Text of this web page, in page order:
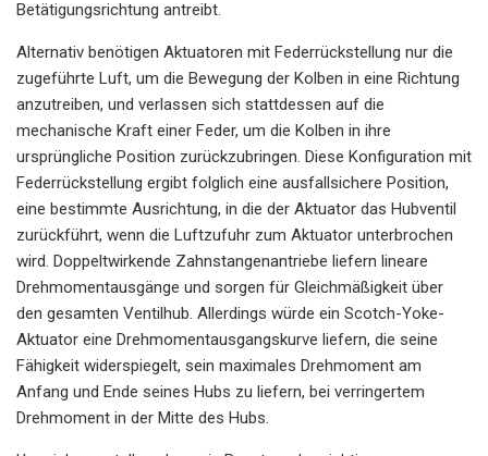
Betätigungsrichtung antreibt.
Alternativ benötigen Aktuatoren mit Federrückstellung nur die
zugeführte Luft, um die Bewegung der Kolben in eine Richtung
anzutreiben, und verlassen sich stattdessen auf die
mechanische Kraft einer Feder, um die Kolben in ihre
ursprüngliche Position zurückzubringen. Diese Konfiguration mit
Federrückstellung ergibt folglich eine ausfallsichere Position,
eine bestimmte Ausrichtung, in die der Aktuator das Hubventil
zurückführt, wenn die Luftzufuhr zum Aktuator unterbrochen
wird. Doppeltwirkende Zahnstangenantriebe liefern lineare
Drehmomentausgänge und sorgen für Gleichmäßigkeit über
den gesamten Ventilhub. Allerdings würde ein Scotch-Yoke-
Aktuator eine Drehmomentausgangskurve liefern, die seine
Fähigkeit widerspiegelt, sein maximales Drehmoment am
Anfang und Ende seines Hubs zu liefern, bei verringertem
Drehmoment in der Mitte des Hubs.